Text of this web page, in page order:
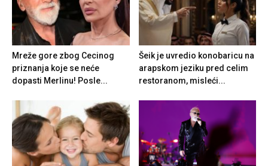
Mreže gore zbog Cecinog
priznanja koje se neće
dopasti Merlinu! Posle...
Šeik je uvredio konobaricu na
arapskom jeziku pred celim
restoranom, misleći...